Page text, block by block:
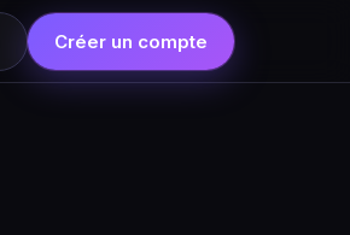
Créer un compte